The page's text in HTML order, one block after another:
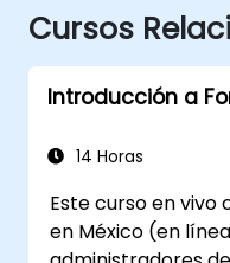
Cursos
Introducción a
14 Horas
Este curso en
en México (en